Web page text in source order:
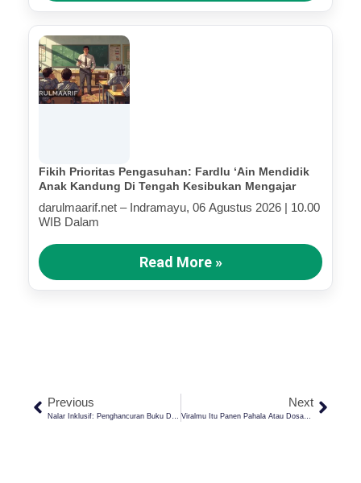
Fikih Prioritas Pengasuhan: Fardlu ‘Ain Mendidik
Anak Kandung Di Tengah Kesibukan Mengajar
darulmaarif.net – Indramayu, 06 Agustus 2026 | 10.00
WIB Dalam
Read More »
Previous Next
Viralmu Itu Panen Pahala Atau Dosa? Yuk, Cek Di Sini!